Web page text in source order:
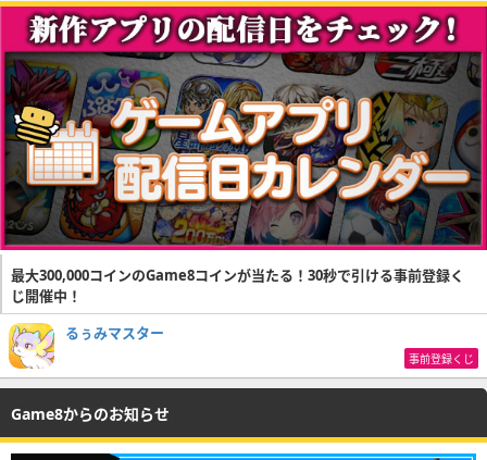
最大300,000コインのGame8コインが当たる！30秒で引ける事前登録く
じ開催中！
るぅみマスター
事前登録くじ
Game8からのお知らせ